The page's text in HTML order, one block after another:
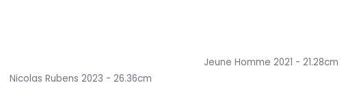
Nicolas Rubens 2023 - 26.36cm
Jeune Homme 2021 - 21.28cm